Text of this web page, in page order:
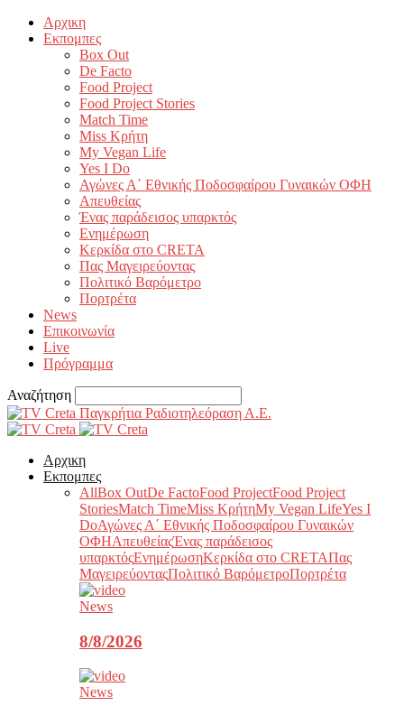
Αρχικη
Εκπομπες
Box Out
De Facto
Food Project
Food Project Stories
Match Time
Miss Κρήτη
My Vegan Life
Yes I Do
Αγώνες Α΄ Εθνικής Ποδοσφαίρου Γυναικών ΟΦΗ
Απευθείας
Ένας παράδεισος υπαρκτός
Ενημέρωση
Κερκίδα στο CRETA
Πας Μαγειρεύοντας
Πολιτικό Βαρόμετρο
Πορτρέτα
News
Επικοινωνία
Live
Πρόγραμμα
Αναζήτηση
Παγκρήτια Ραδιοτηλεόραση Α.Ε.
Αρχικη
Εκπομπες
AllBox OutDe FactoFood ProjectFood Project
StoriesMatch TimeMiss ΚρήτηMy Vegan LifeYes I
DoΑγώνες Α΄ Εθνικής Ποδοσφαίρου Γυναικών
ΟΦΗΑπευθείαςΈνας παράδεισος
υπαρκτόςΕνημέρωσηΚερκίδα στο CRETAΠας
ΜαγειρεύονταςΠολιτικό ΒαρόμετροΠορτρέτα
News
8/8/2026
News